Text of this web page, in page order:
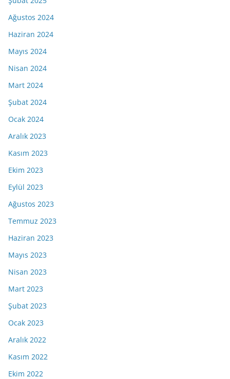
Ağustos 2024
Haziran 2024
Mayıs 2024
Nisan 2024
Mart 2024
Şubat 2024
Ocak 2024
Aralık 2023
Kasım 2023
Ekim 2023
Eylül 2023
Ağustos 2023
Temmuz 2023
Haziran 2023
Mayıs 2023
Nisan 2023
Mart 2023
Şubat 2023
Ocak 2023
Aralık 2022
Kasım 2022
Ekim 2022